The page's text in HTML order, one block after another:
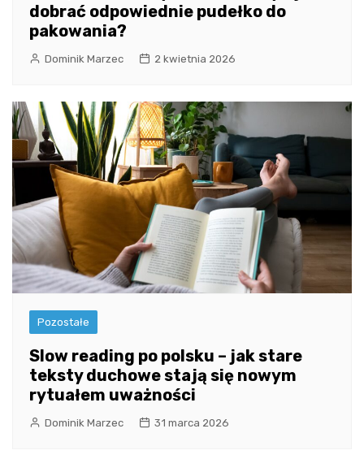
dobrać odpowiednie pudełko do
pakowania?
Dominik Marzec 2 kwietnia 2026
Pozostałe
Slow reading po polsku – jak stare
teksty duchowe stają się nowym
rytuałem uważności
Dominik Marzec 31 marca 2026